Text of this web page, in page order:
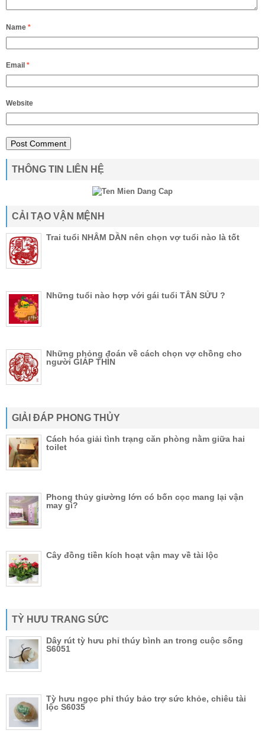
Name *
Email *
Website
THÔNG TIN LIÊN HỆ
CẢI TẠO VẬN MỆNH
Trai tuổi NHÂM DẦN nên chọn vợ tuổi nào là tốt
Những tuổi nào hợp với gái tuổi TÂN SỬU ?
Những phỏng đoán về cách chọn vợ chồng cho
người GIÁP THÌN
GIẢI ĐÁP PHONG THỦY
Cách hóa giải tình trạng căn phòng nằm giữa hai
toilet
Phong thủy giường lớn có bốn cọc mang lại vận
may gì?
Cây đồng tiền kích hoạt vận may về tài lộc
TỲ HƯU TRANG SỨC
Dây rút tỳ hưu phỉ thúy bình an trong cuộc sống
S6051
Tỳ hưu ngọc phỉ thúy bảo trợ sức khỏe, chiêu tài
lộc S6035